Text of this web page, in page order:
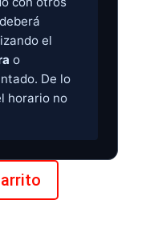
el
o
De lo
horario no